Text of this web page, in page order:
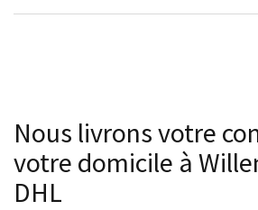
Nous livrons votre
votre domicile à
DHL